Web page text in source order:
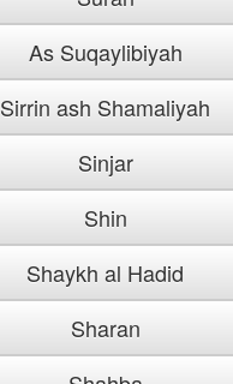
As Suqaylibiyah
Sirrin ash Shamaliyah
Sinjar
Shin
Shaykh al Hadid
Sharan